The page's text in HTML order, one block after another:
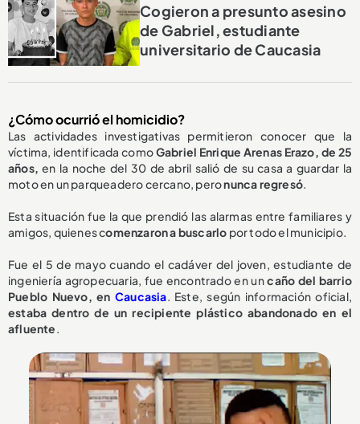
Cogieron a presunto asesino
de Gabriel, estudiante
universitario de Caucasia
¿Cómo ocurrió el homicidio?
Las actividades investigativas permitieron conocer que la
víctima, identificada comoGabriel Enrique Arenas Erazo, de 25
años, en la noche del 30 de abril salió de su casa a guardar la
moto en un parqueadero cercano, peronunca regresó.
Esta situación fue la que prendió las alarmas entre familiares y
amigos, quienes comenzaron a buscarlo por todo el municipio.
Fue el 5 de mayo cuando el cadáver del joven, estudiante de
ingeniería agropecuaria, fue encontrado en uncaño del barrio
Pueblo Nuevo, en Caucasia. Este, según información oficial,
estaba dentro de un recipiente plástico abandonado en el
afluente.